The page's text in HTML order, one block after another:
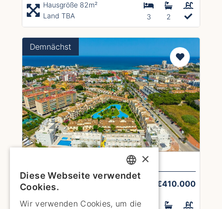
Hausgröße 82m²
Land TBA
3 2
Demnächst
Wohnung in Jávea
Ref: 1749H2-vlc €410.000
Hausgröße 94m²
ENGLISH
ENGLISH
×
Diese Webseite verwendet
Cookies.
Wir verwenden Cookies, um die